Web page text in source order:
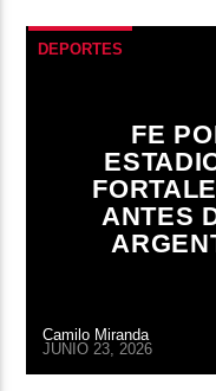
DEPORTES
FE
ANTES
Camilo Miranda
JUNIO 23, 2026